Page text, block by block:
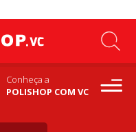
Conheça a
POLISHOP COM VC